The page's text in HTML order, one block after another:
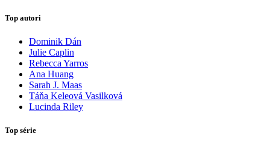
Top autori
Dominik Dán
Julie Caplin
Rebecca Yarros
Ana Huang
Sarah J. Maas
Táňa Keleová Vasilková
Lucinda Riley
Top série